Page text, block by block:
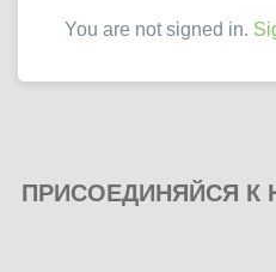
You are not signed in.
ПРИСОЕДИНЯЙСЯ К